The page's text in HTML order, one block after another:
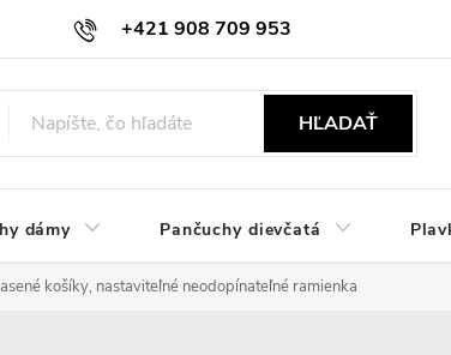
+421 908 709 953
objednavky@ibielizen.sk
HĽADAŤ
dámy Pančuchy dievčatá
košíky, nastaviteľné neodopínateľné ramienka